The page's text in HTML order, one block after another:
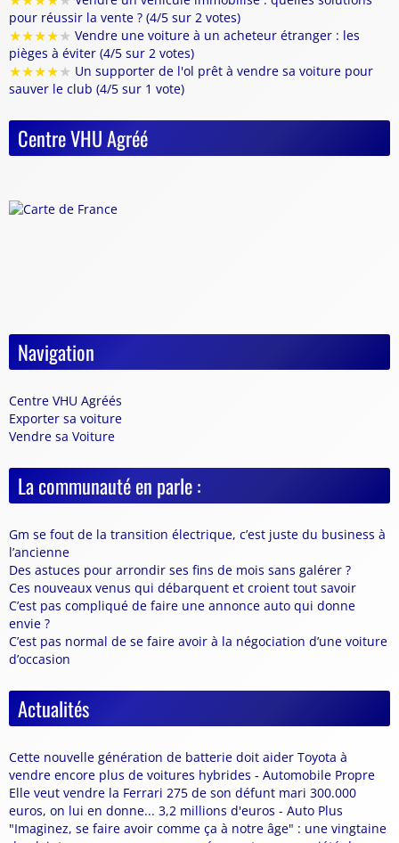
pour réussir la vente ? (4/5 sur 2 votes)
★★★★★ Vendre une voiture à un acheteur étranger : les
pièges à éviter (4/5 sur 2 votes)
★★★★★ Un supporter de l'ol prêt à vendre sa voiture pour
sauver le club (4/5 sur 1 vote)
Centre VHU Agréé
Navigation
Centre VHU Agréés
Exporter sa voiture
Vendre sa Voiture
La communauté en parle :
Gm se fout de la transition électrique, c’est juste du business à
l’ancienne
Des astuces pour arrondir ses fins de mois sans galérer ?
Ces nouveaux venus qui débarquent et croient tout savoir
C’est pas compliqué de faire une annonce auto qui donne
envie ?
C’est pas normal de se faire avoir à la négociation d’une voiture
d’occasion
Actualités
Cette nouvelle génération de batterie doit aider Toyota à
vendre encore plus de voitures hybrides - Automobile Propre
Elle veut vendre la Ferrari 275 de son défunt mari 300.000
euros, on lui en donne... 3,2 millions d'euros - Auto Plus
"Imaginez, se faire avoir comme ça à notre âge" : une vingtaine